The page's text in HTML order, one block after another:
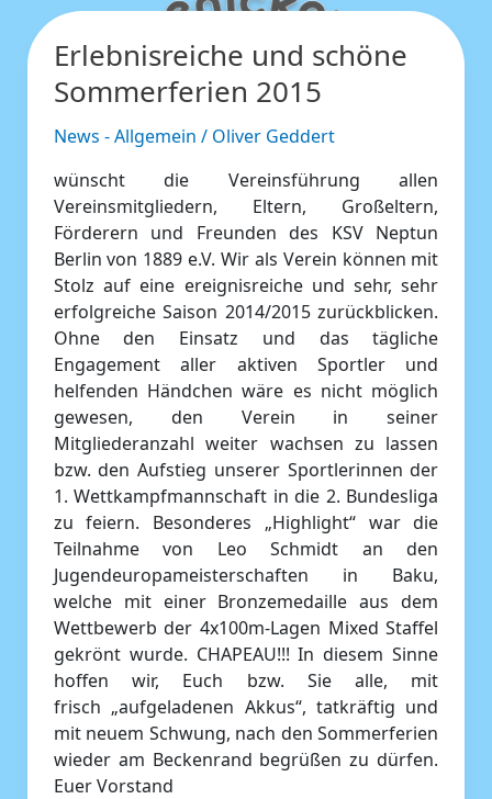
Erlebnisreiche und schöne
Sommerferien 2015
News - Allgemein / Oliver Geddert
wünscht die Vereinsführung allen
Vereinsmitgliedern, Eltern, Großeltern,
Förderern und Freunden des KSV Neptun
Berlin von 1889 e.V. Wir als Verein können mit
Stolz auf eine ereignisreiche und sehr, sehr
erfolgreiche Saison 2014/2015 zurückblicken.
Ohne den Einsatz und das tägliche
Engagement aller aktiven Sportler und
helfenden Händchen wäre es nicht möglich
gewesen, den Verein in seiner
Mitgliederanzahl weiter wachsen zu lassen
bzw. den Aufstieg unserer Sportlerinnen der
1. Wettkampfmannschaft in die 2. Bundesliga
zu feiern. Besonderes „Highlight“ war die
Teilnahme von Leo Schmidt an den
Jugendeuropameisterschaften in Baku,
welche mit einer Bronzemedaille aus dem
Wettbewerb der 4x100m-Lagen Mixed Staffel
gekrönt wurde. CHAPEAU!!! In diesem Sinne
hoffen wir, Euch bzw. Sie alle, mit
frisch „aufgeladenen Akkus“, tatkräftig und
mit neuem Schwung, nach den Sommerferien
wieder am Beckenrand begrüßen zu dürfen.
Euer Vorstand
Erlebnisreiche
schöne
Sommerferien